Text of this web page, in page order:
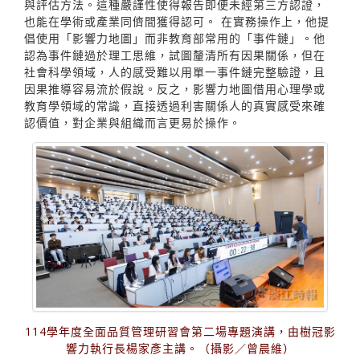
與評估方法。這種嚴謹性使得報告即便未經第三方認證，
也能在學術或產業同儕間獲得認可。 在實務操作上，他提
倡使用「影響力地圖」而非教育部常用的「事件鏈」。他
認為事件鏈過於理工思維，試圖釐清所有因果關係，但在
社會科學領域，人的感受難以用單一事件鏈完整驗證，且
因果推導容易流於假說。反之，影響力地圖借用心理學或
教育學領域的常識，直接透過利害關係人的真實感受來確
認價值，對企業與組織而言更易於操作。
114學年度全面品質管理研習會第二場專題演講，由樹冠影
響力執行長楊家彥主講。（攝影／曾晨維）